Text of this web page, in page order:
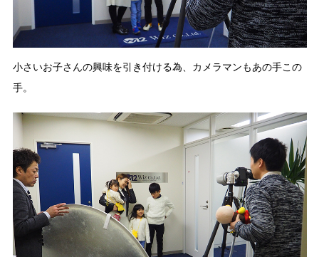
小さいお子さんの興味を引き付ける為、カメラマンもあの手この
手。